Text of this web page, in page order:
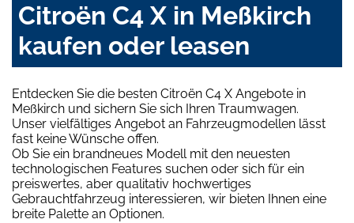
Citroën C4 X in Meßkirch
kaufen oder leasen
Entdecken Sie die besten Citroën C4 X Angebote in
Meßkirch und sichern Sie sich Ihren Traumwagen.
Unser vielfältiges Angebot an Fahrzeugmodellen lässt
fast keine Wünsche offen.
Ob Sie ein brandneues Modell mit den neuesten
technologischen Features suchen oder sich für ein
preiswertes, aber qualitativ hochwertiges
Gebrauchtfahrzeug interessieren, wir bieten Ihnen eine
breite Palette an Optionen.